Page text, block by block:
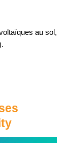
au sol,